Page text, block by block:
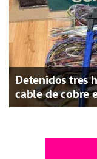
Detenidos tres
cable de cobre